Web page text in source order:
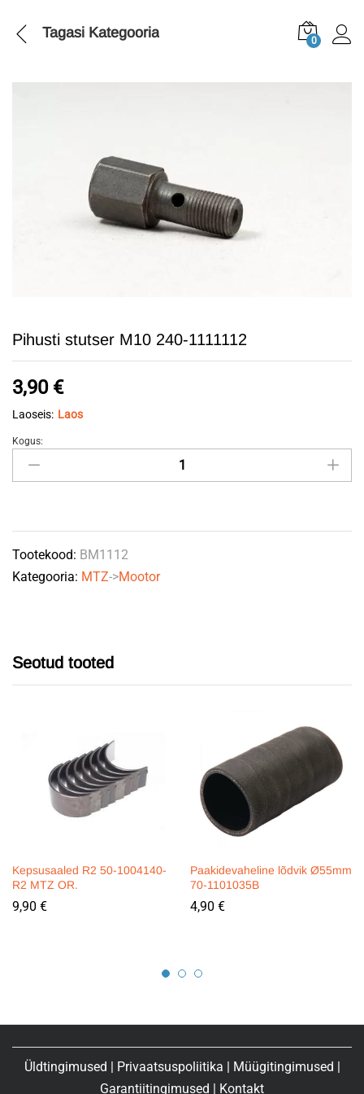
Tagasi Kategooria 0
Pihusti stutser M10 240-1111112
3,90 €
Laoseis: Laos
Pihusti
stutser
1111112
quantity
Kogus:
Tootekood: BM1112
Kategooria: MTZ->Mootor
Seotud tooted
Kepsusaaled R2 50-1004140-
R2 MTZ OR.
9,90 €
Paakidevaheline lõdvik Ø55mm
70-1101035B
4,90 €
Üldtingimused | Privaatsuspoliitika | Müügitingimused |
Garantiitingimused | Kontakt